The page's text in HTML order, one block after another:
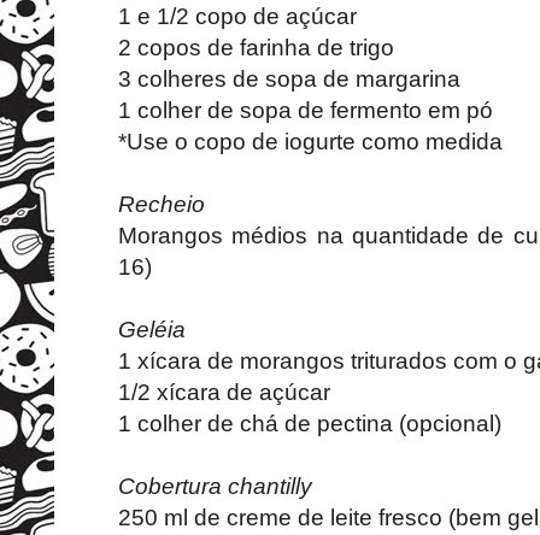
1 e 1/2 copo de açúcar
2 copos de farinha de trigo
3 colheres de sopa de margarina
1 colher de sopa de fermento em pó
*Use o copo de iogurte como medida
Recheio
Morangos médios na quantidade de
16)
Geléia
1 xícara de morangos triturados com o
1/2 xícara de açúcar
1 colher de chá de pectina (opcional)
Cobertura chantilly
250 ml de creme de leite fresco (bem